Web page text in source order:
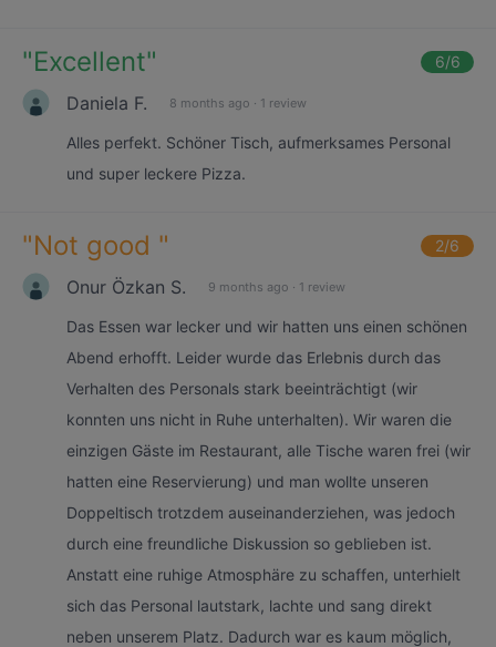
"Excellent" 6/6
Daniela F. 8 months ago · 1 review
Alles perfekt. Schöner Tisch, aufmerksames Personal
und super leckere Pizza.
"Not good " 2/6
Onur Özkan S. 9 months ago · 1 review
Das Essen war lecker und wir hatten uns einen schönen
Abend erhofft. Leider wurde das Erlebnis durch das
Verhalten des Personals stark beeinträchtigt (wir
konnten uns nicht in Ruhe unterhalten). Wir waren die
einzigen Gäste im Restaurant, alle Tische waren frei (wir
hatten eine Reservierung) und man wollte unseren
Doppeltisch trotzdem auseinanderziehen, was jedoch
durch eine freundliche Diskussion so geblieben ist.
Anstatt eine ruhige Atmosphäre zu schaffen, unterhielt
sich das Personal lautstark, lachte und sang direkt
neben unserem Platz. Dadurch war es kaum möglich,